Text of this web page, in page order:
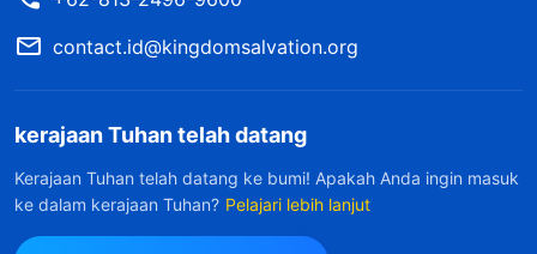
contact.id@kingdomsalvation.org
kerajaan Tuhan telah datang
Kerajaan Tuhan telah datang ke bumi! Apakah Anda ingin masuk
ke dalam kerajaan Tuhan? Pelajari lebih lanjut